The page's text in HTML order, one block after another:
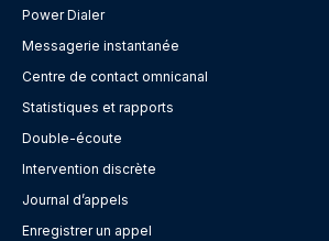
Power Dialer
Messagerie instantanée
Centre de contact omnicanal
Statistiques et rapports
Double-écoute
Intervention discrète
Journal d’appels
Enregistrer un appel